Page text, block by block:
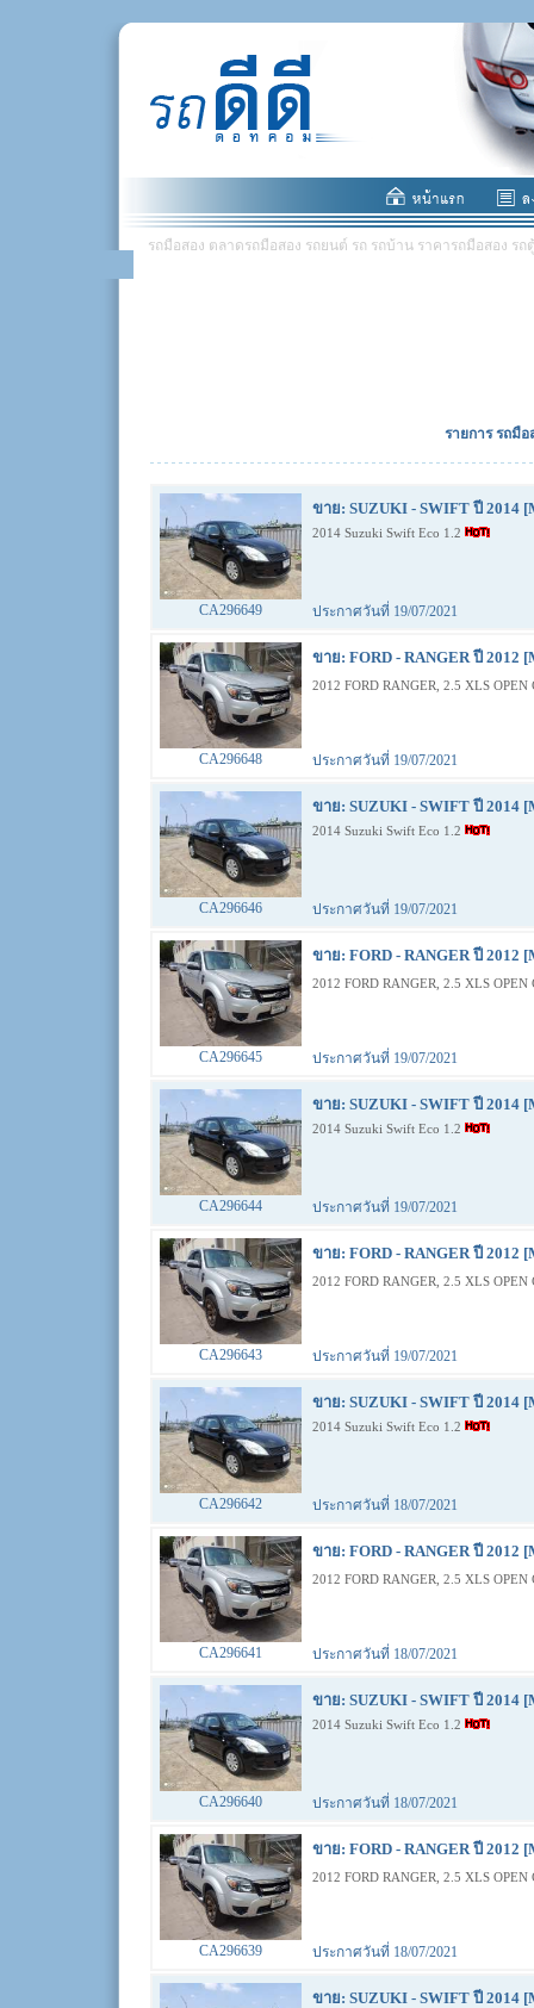
รถมือสอง ตลาดรถมือสอง รถยนต์ รถ รถบ้าน ราคารถมือสอง รถ
รายการ รถมื
ขาย: SUZUKI - SWIFT ปี 2014
2014 Suzuki Swift Eco 1.2
CA296649 ประกาศวันที่ 19/07/2021
ขาย: FORD - RANGER ปี 2012
2012 FORD RANGER, 2.5 XLS
CA296648 ประกาศวันที่ 19/07/2021
ขาย: SUZUKI - SWIFT ปี 2014
2014 Suzuki Swift Eco 1.2
CA296646 ประกาศวันที่ 19/07/2021
ขาย: FORD - RANGER ปี 2012
2012 FORD RANGER, 2.5 XLS
CA296645 ประกาศวันที่ 19/07/2021
ขาย: SUZUKI - SWIFT ปี 2014
2014 Suzuki Swift Eco 1.2
CA296644 ประกาศวันที่ 19/07/2021
ขาย: FORD - RANGER ปี 2012
2012 FORD RANGER, 2.5 XLS
CA296643 ประกาศวันที่ 19/07/2021
ขาย: SUZUKI - SWIFT ปี 2014
2014 Suzuki Swift Eco 1.2
CA296642 ประกาศวันที่ 18/07/2021
ขาย: FORD - RANGER ปี 2012
2012 FORD RANGER, 2.5 XLS
CA296641 ประกาศวันที่ 18/07/2021
ขาย: SUZUKI - SWIFT ปี 2014
2014 Suzuki Swift Eco 1.2
CA296640 ประกาศวันที่ 18/07/2021
ขาย: FORD - RANGER ปี 2012
2012 FORD RANGER, 2.5 XLS
CA296639 ประกาศวันที่ 18/07/2021
ขาย: SUZUKI - SWIFT ปี 2014